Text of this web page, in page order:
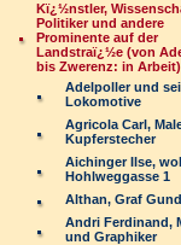
Kï¿½nstler,
Politiker und andere
Prominente auf der
Landstraï¿½e (von
bis Zwerenz: in Arbeit)
Adelpoller und
Lokomotive
Agricola Carl,
Kupferstecher
Aichinger Ilse,
Hohlweggasse 1
Althan, Graf
Andri Ferdinand,
und Graphiker